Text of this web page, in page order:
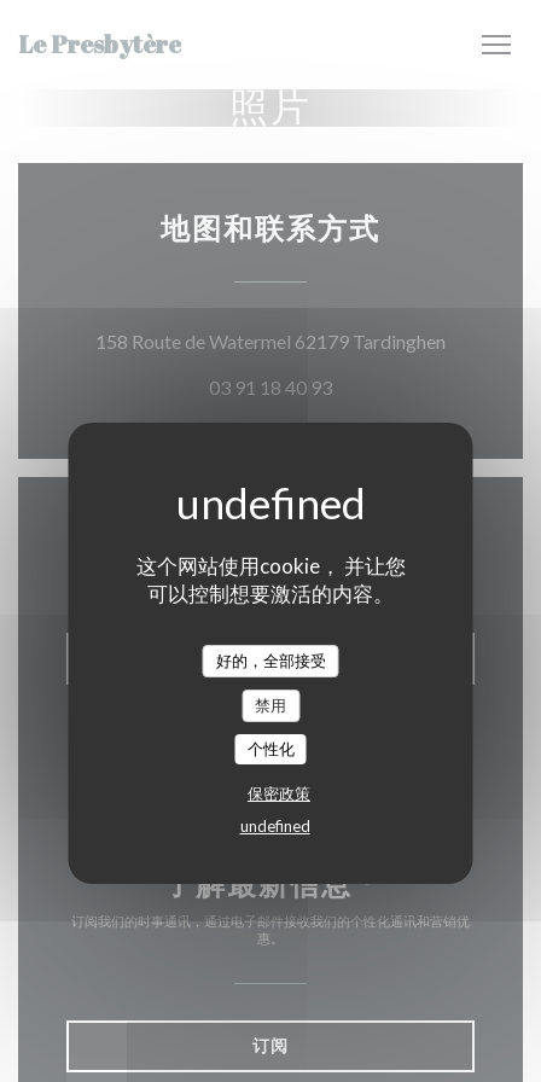
这个网站使用cookie， 并让您
可以控制想要激活的内容。
好的，全部接受
禁用
个性化
保密政策
undefined
Le Presbytère
照片
地图和联系方式
158 Route de Watermel 62179 Tardinghen
03 91 18 40 93
预订餐位
了解最新信息*
订阅我们的时事通讯，通过电子邮件接收我们的个性化通讯和营销优
惠。
订阅